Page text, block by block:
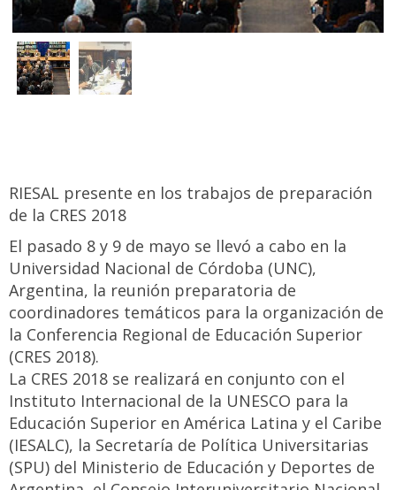
RIESAL presente en los trabajos de preparación
de la CRES 2018
El pasado 8 y 9 de mayo se llevó a cabo en la
Universidad Nacional de Córdoba (UNC),
Argentina, la reunión preparatoria de
coordinadores temáticos para la organización de
la Conferencia Regional de Educación Superior
(CRES 2018).
La CRES 2018 se realizará en conjunto con el
Instituto Internacional de la UNESCO para la
Educación Superior en América Latina y el Caribe
(IESALC), la Secretaría de Política Universitarias
(SPU) del Ministerio de Educación y Deportes de